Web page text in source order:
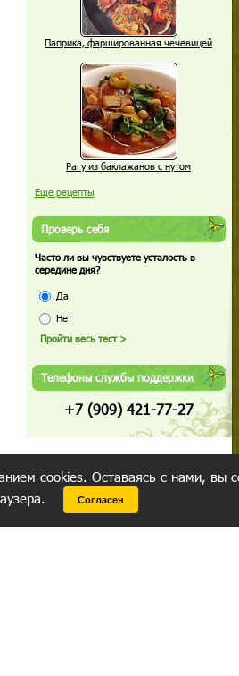
Паприка, фаршированная чечевицей
Рагу из баклажанов с нутом
Еще рецепты
Проверь себя
Часто ли вы чувствуете усталость в
середине дня?
Да
Нет
Телефоны службы поддержки
+7 (909) 421-77-27
cookies. Оставаясь с нами, вы
Согласен